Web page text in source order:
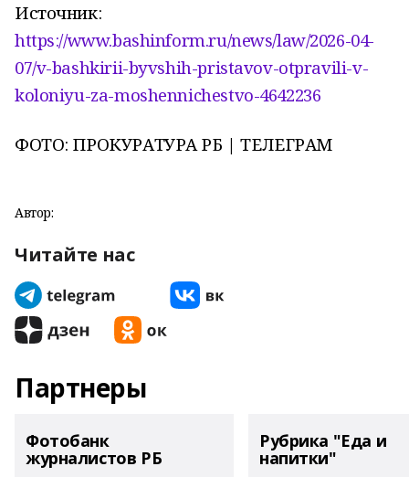
Источник:
https://www.bashinform.ru/news/law/2026-04-
07/v-bashkirii-byvshih-pristavov-otpravili-v-
koloniyu-za-moshennichestvo-4642236
ФОТО: ПРОКУРАТУРА РБ | ТЕЛЕГРАМ
Автор:
Читайте нас
Партнеры
Фотобанк
журналистов РБ
Рубрика "Еда и
напитки"